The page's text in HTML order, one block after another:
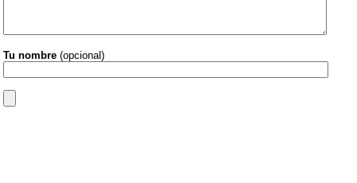
Tu nombre (opcional)